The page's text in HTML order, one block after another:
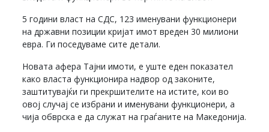
5 години власт на СДС, 123 именувани функционери
на државни позиции кријат имот вреден 30 милиони
евра. Ги поседуваме сите детали.
Новата афера Тајни имоти, е уште еден показател
како власта функционира надвор од законите,
заштитувајќи ги прекршителите на истите, кои во
овој случај се избрани и именувани функционери, а
чија обврска е да служат на граѓаните на Македонија.